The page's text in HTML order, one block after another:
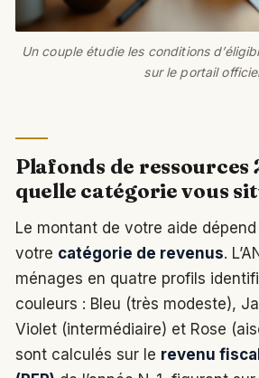
Un couple étudie les conditions
sur le portail
Plafonds de ressources
quelle catégorie vous
Le montant de votre aide
votre catégorie de revenus.
ménages en quatre profils
couleurs : Bleu (très modeste),
Violet (intermédiaire) et Rose
sont calculés sur le revenu